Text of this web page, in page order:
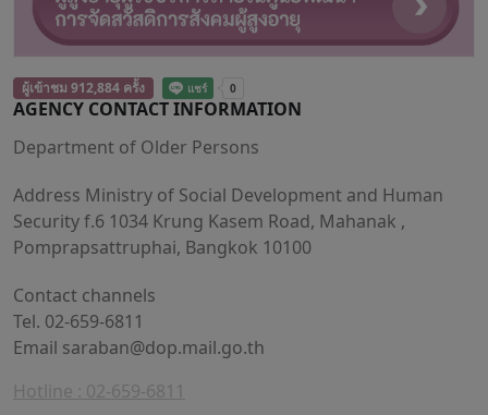
ผู้เข้าชม 912,884 ครั้ง
AGENCY CONTACT INFORMATION
Department of Older Persons
Address Ministry of Social Development and Human
Security f.6 1034 Krung Kasem Road, Mahanak ,
Pomprapsattruphai, Bangkok 10100
Contact channels
Tel. 02-659-6811
Email saraban@dop.mail.go.th
Hotline : 02-659-6811